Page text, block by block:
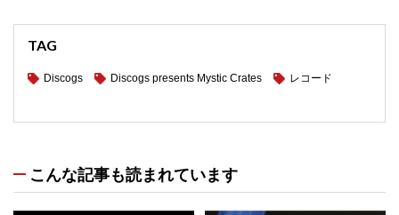
TAG
Discogs Discogs presents Mystic Crates レコード
こんな記事も読まれています